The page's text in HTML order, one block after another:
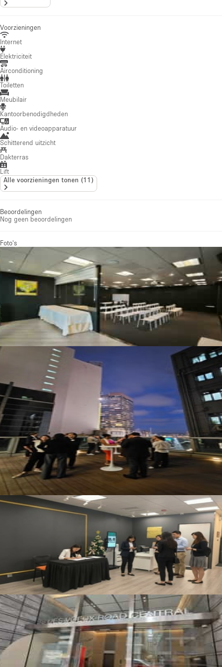
Voorzieningen
Internet
Elektriciteit
Airconditioning
Toiletten
Meubilair
Kantoorbenodigdheden
Audio- en videoapparatuur
Schitterend uitzicht
Dakterras
Lift
Alle voorzieningen tonen (11)
Beoordelingen
Nog geen beoordelingen
Foto's